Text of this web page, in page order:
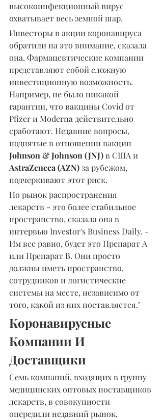
высокоинфекционный вирус
охватывает весь земной шар.
Инвесторы в акции коронавируса
обратили на это внимание, сказала
она. Фармацевтические компании
представляют собой сложную
инвестиционную возможность.
Например, не было никакой
гарантии, что вакцины Covid от
Pfizer и Moderna действительно
сработают. Недавние вопросы,
поднятые в отношении вакцин
Johnson & Johnson (JNJ) в США и
AstraZeneca (AZN) за рубежом,
подчеркивают этот риск.
Но рынок распространения
лекарств - это более стабильное
пространство, сказала она в
интервью Investor's Business Daily. -
Им все равно, будет это Препарат А
или Препарат В. Они просто
должны иметь пространство,
сотрудников и логистические
системы на месте, независимо от
того, какой из них поставляется."
Коронавирусные
Компании И
Доставщики
Семь компаний, входящих в группу
медицинских оптовых поставщиков
лекарств, в совокупности
опередили недавний рынок,